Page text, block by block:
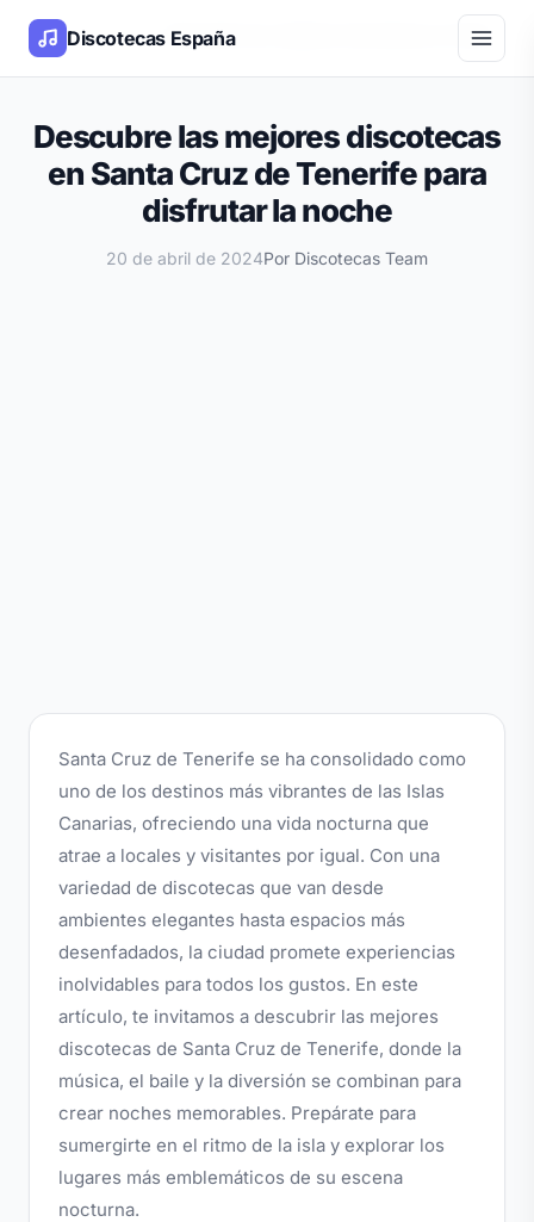
Discotecas España
Inicio / Blog / Descubre las mejores discotecas en Santa
Descubre las mejores discotecas
en Santa Cruz de Tenerife para
disfrutar la noche
20 de abril de 2024Por Discotecas Team
Santa Cruz de Tenerife se ha consolidado como
uno de los destinos más vibrantes de las Islas
Canarias, ofreciendo una vida nocturna que
atrae a locales y visitantes por igual. Con una
variedad de discotecas que van desde
ambientes elegantes hasta espacios más
desenfadados, la ciudad promete experiencias
inolvidables para todos los gustos. En este
artículo, te invitamos a descubrir las mejores
discotecas de Santa Cruz de Tenerife, donde la
música, el baile y la diversión se combinan para
crear noches memorables. Prepárate para
sumergirte en el ritmo de la isla y explorar los
lugares más emblemáticos de su escena
nocturna.